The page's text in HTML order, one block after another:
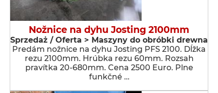
Nožnice na dyhu Josting 2100mm
Sprzedaż / Oferta > Maszyny do obróbki drewna
Predám nožnice na dyhu Josting PFS 2100. Dĺžka
rezu 2100mm. Hrúbka rezu 60mm. Rozsah
pravítka 20-680mm. Cena 2500 Euro. Plne
funkčné …